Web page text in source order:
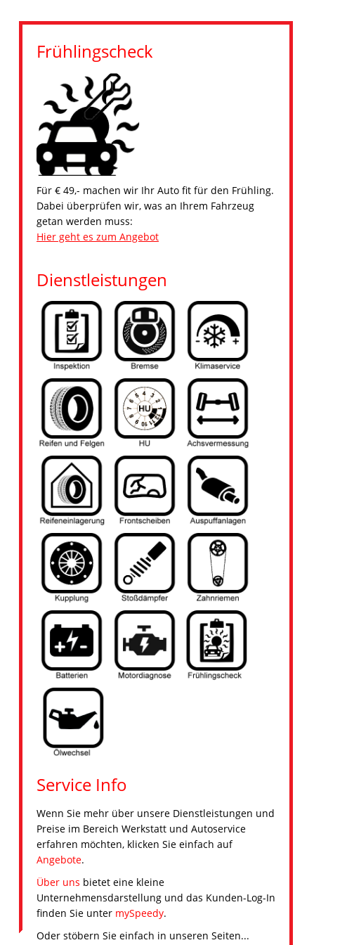
Frühlingscheck
Für € 49,- machen wir Ihr Auto fit für den Frühling.
Dabei überprüfen wir, was an Ihrem Fahrzeug
getan werden muss:
Hier geht es zum Angebot
Dienstleistungen
Service Info
Wenn Sie mehr über unsere Dienstleistungen und
Preise im Bereich Werkstatt und Autoservice
erfahren möchten, klicken Sie einfach auf
Angebote.
Über uns bietet eine kleine
Unternehmensdarstellung und das Kunden-Log-In
finden Sie unter mySpeedy.
Oder stöbern Sie einfach in unseren Seiten...